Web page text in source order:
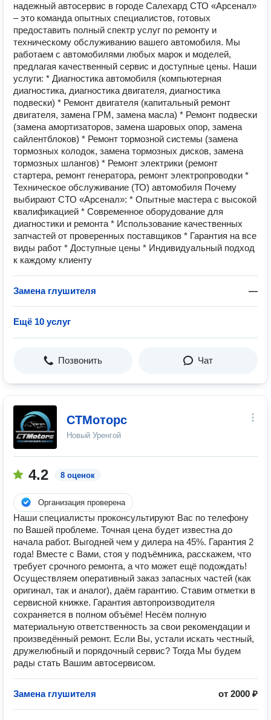
надежный автосервис в городе Салехард СТО «Арсенал»
– это команда опытных специалистов, готовых
предоставить полный спектр услуг по ремонту и
техническому обслуживанию вашего автомобиля. Мы
работаем с автомобилями любых марок и моделей,
предлагая качественный сервис и доступные цены. Наши
услуги: * Диагностика автомобиля (компьютерная
диагностика, диагностика двигателя, диагностика
подвески) * Ремонт двигателя (капитальный ремонт
двигателя, замена ГРМ, замена масла) * Ремонт подвески
(замена амортизаторов, замена шаровых опор, замена
сайлентблоков) * Ремонт тормозной системы (замена
тормозных колодок, замена тормозных дисков, замена
тормозных шлангов) * Ремонт электрики (ремонт
стартера, ремонт генератора, ремонт электропроводки *
Техническое обслуживание (ТО) автомобиля Почему
выбирают СТО «Арсенал»: * Опытные мастера с высокой
квалификацией * Современное оборудование для
диагностики и ремонта * Использование качественных
запчастей от проверенных поставщиков * Гарантия на все
виды работ * Доступные цены * Индивидуальный подход
к каждому клиенту
Замена глушителя —
Ещё 10 услуг
Позвонить Чат
СТМоторс
Новый Уренгой
4.2 8 оценок
Организация проверена
Наши специалисты проконсультируют Вас по телефону
по Вашей проблеме. Точная цена будет известна до
начала работ. Выгодней чем у дилера на 45%. Гарантия 2
года! Вместе с Вами, стоя у подъёмника, расскажем, что
требует срочного ремонта, а что может ещё подождать!
Осуществляем оперативный заказ запасных частей (как
оригинал, так и аналог), даём гарантию. Ставим отметки в
сервисной книжке. Гарантия автопроизводителя
сохраняется в полном объёме! Несём полную
материальную ответственность за свои рекомендации и
произведённый ремонт. Если Вы, устали искать честный,
дружелюбный и порядочный сервис? Тогда Мы будем
рады стать Вашим автосервисом.
Замена глушителя от 2000 ₽